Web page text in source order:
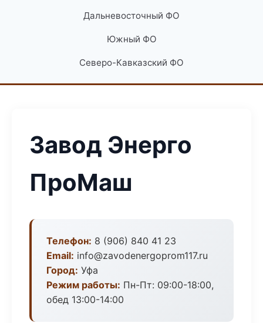
Дальневосточный ФО
Южный ФО
Северо-Кавказский ФО
Завод Энерго
ПроМаш
Телефон: 8 (906) 840 41 23
Email: info@zavodenergoprom117.ru
Город: Уфа
Режим работы: Пн-Пт: 09:00-18:00,
обед 13:00-14:00